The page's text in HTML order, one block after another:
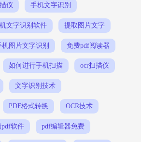
仪 手机文字识别
文字识别软件 提取图片文字
机图片文字识别 免费pdf阅读器
如何进行手机扫描 ocr扫描仪
文字识别技术
PDF格式转换 OCR技术
pdf软件 pdf编辑器免费